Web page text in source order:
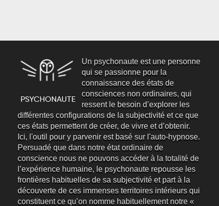
Un psychonaute est une personne
qui se passionne pour la
connaissance des états de
consciences non ordinaires, qui
ressent le besoin d’explorer les
différentes configurations de la subjectivité et ce que
ces états permettent de créer, de vivre et d’obtenir.
Ici, l'outil pour y parvenir est basé sur l'auto-hypnose.
Persuadé que dans notre état ordinaire de
conscience nous ne pouvons accéder à la totalité de
l’expérience humaine, le psychonaute repousse les
frontières habituelles de sa subjectivité et part à la
découverte de ces immenses territoires intérieurs qui
constituent ce qu’on nomme habituellement notre «